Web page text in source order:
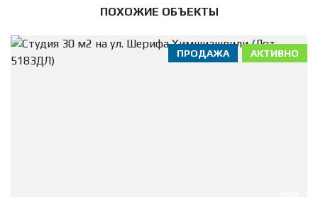
ПОХОЖИЕ ОБЪЕКТЫ
АКТИВНО
ПРОДАЖА